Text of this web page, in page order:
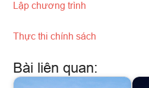
Lập chương trình
Thực thi chính sách
Bài liên quan: